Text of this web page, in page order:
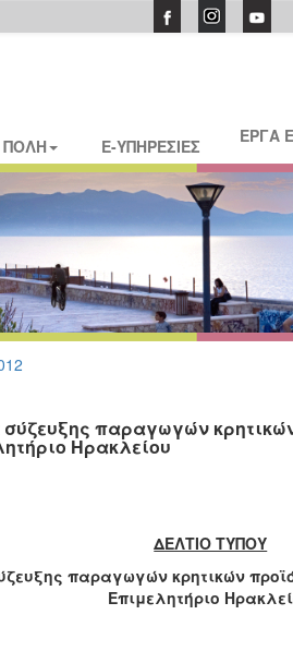
ΠΟΛΗ E-ΥΠΗΡΕΣΙΕΣ ΕΡΓΑ
σύζευξης παραγωγών
Ηρακλείου
ΔΕΛΤΙΟ ΤΥΠΟΥ
παραγωγών κρητικών
Επιμελητήριο